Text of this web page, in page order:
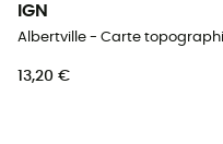
IGN
13,20 €